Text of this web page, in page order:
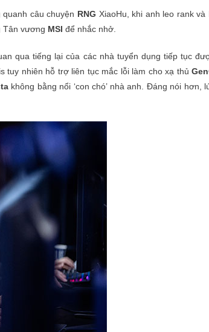
quanh câu chuyện RNG XiaoHu, khi anh leo rank và
Tân vương MSI để nhắc nhở.
qua tiếng lại của các nhà tuyển dụng tiếp tục
tuy nhiên hỗ trợ liên tục mắc lỗi làm cho xạ thủ
không bằng nổi ‘con chó’ nhà anh. Đáng nói hơn,